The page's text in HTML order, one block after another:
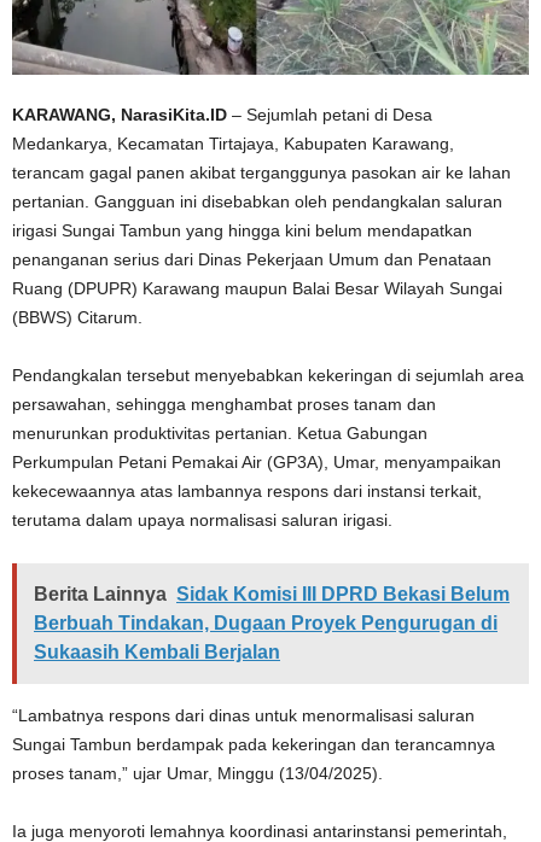
KARAWANG, NarasiKita.ID – Sejumlah petani di Desa
Medankarya, Kecamatan Tirtajaya, Kabupaten Karawang,
terancam gagal panen akibat terganggunya pasokan air ke lahan
pertanian. Gangguan ini disebabkan oleh pendangkalan saluran
irigasi Sungai Tambun yang hingga kini belum mendapatkan
penanganan serius dari Dinas Pekerjaan Umum dan Penataan
Ruang (DPUPR) Karawang maupun Balai Besar Wilayah Sungai
(BBWS) Citarum.
Pendangkalan tersebut menyebabkan kekeringan di sejumlah area
persawahan, sehingga menghambat proses tanam dan
menurunkan produktivitas pertanian. Ketua Gabungan
Perkumpulan Petani Pemakai Air (GP3A), Umar, menyampaikan
kekecewaannya atas lambannya respons dari instansi terkait,
terutama dalam upaya normalisasi saluran irigasi.
Berita Lainnya Sidak Komisi III DPRD Bekasi Belum
Berbuah Tindakan, Dugaan Proyek Pengurugan di
Sukaasih Kembali Berjalan
“Lambatnya respons dari dinas untuk menormalisasi saluran
Sungai Tambun berdampak pada kekeringan dan terancamnya
proses tanam,” ujar Umar, Minggu (13/04/2025).
Ia juga menyoroti lemahnya koordinasi antarinstansi pemerintah,